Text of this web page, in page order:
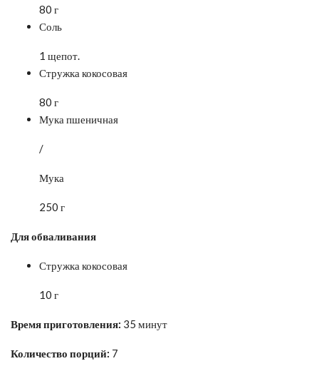
80 г
Соль
1 щепот.
Стружка кокосовая
80 г
Мука пшеничная
/
Мука
250 г
Для обваливания
Стружка кокосовая
10 г
Время приготовления: 35 минут
Количество порций: 7